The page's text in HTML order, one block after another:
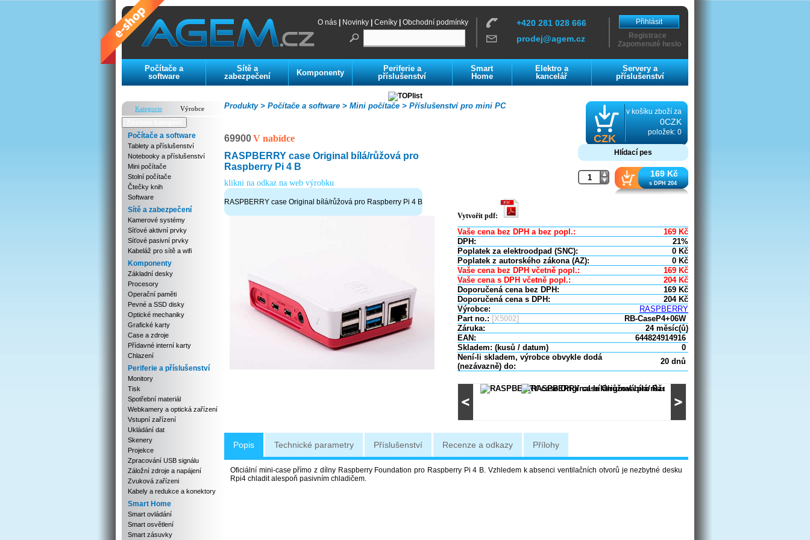
O nás Novinky Ceníky Obchodní podmínky
+420 281 028 666
prodej@agem.cz
Přihlásit
Registrace
Zapomenuté heslo
Počítače a
software
Sítě a
zabezpečení
Komponenty
Periferie a
příslušenství
Smart
Home
Elektro a
kancelář
Servery a
příslušenství
Kategorie
Výrobce
Počítače a software
Tablety a příslušenství
Notebooky a příslušenství
Mini počítače
Stolní počítače
Čtečky knih
Software
Sítě a zabezpečení
Kamerové systémy
Síťové aktivní prvky
Síťové pasivní prvky
Kabeláž pro sítě a wifi
Komponenty
Základní desky
Procesory
Operační paměti
Pevné a SSD disky
Optické mechaniky
Grafické karty
Case a zdroje
Přídavné interní karty
Chlazení
Periferie a příslušenství
Monitory
Tisk
Spotřební materiál
Webkamery a optická zařízení
Vstupní zařízení
Ukládání dat
Skenery
Projekce
Zpracování USB signálu
Záložní zdroje a napájení
Zvuková zařízeni
Kabely a redukce a konektory
Smart Home
Smart ovládání
Smart osvětlení
Smart zásuvky
Příslušenství pro mini PC
Mini počítače >
Počítače a software >
Produkty >
CZK
v košíku zboží za
0CZK
položek: 0
69900V nabídce
RASPBERRY case Original bílá/růžová pro
Raspberry Pi 4 B
klikni na odkaz na web výrobku
RASPBERRY case Original bílá/růžová pro Raspberry Pi 4 B
Hlídací pes
169 Kč
s DPH 204
Vytvořit pdf:
Vaše cena bez DPH a bez popl.: 169 Kč
DPH:
21%
Poplatek za elektroodpad (SNC):
0 Kč
Poplatek z autorského zákona (AZ):
0 Kč
Vaše cena bez DPH včetně popl.:
169 Kč
Vaše cena s DPH včetně popl.:
204 Kč
Doporučená cena bez DPH:
169 Kč
Doporučená cena s DPH:
204 Kč
Výrobce:
RASPBERRY
Part no.: [X5002]
RB-CaseP4+06W
Záruka:
24 měsíc(ů)
EAN:
644824914916
Skladem: (kusů / datum)
0
Není-li skladem, výrobce obvykle dodá
(nezávazně) do:
20 dnů
Popis Technické parametry Příslušenství Recenze a odkazy Přílohy
Oficiální mini-case přímo z dílny Raspberry Foundation pro Raspberry Pi 4 B. Vzhledem k absenci ventilačních otvorů je nezbytné desku
Rpi4 chladit alespoň pasivním chladičem.